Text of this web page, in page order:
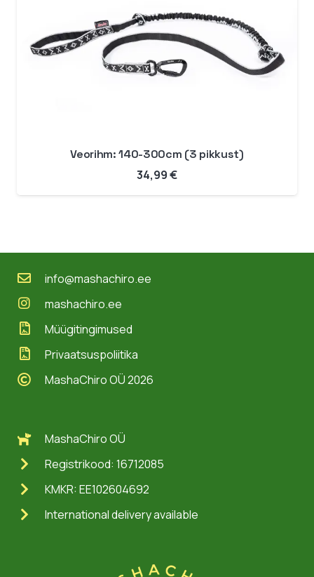
Veorihm: 140-300cm (3 pikkust)
34,99€
MashaChiro OÜ
Registrikood: 16712085
KMKR: EE102604692
International delivery available
info@mashachiro.ee
mashachiro.ee
Müügitingimused
Privaatsuspoliitika
MashaChiro OÜ 2026